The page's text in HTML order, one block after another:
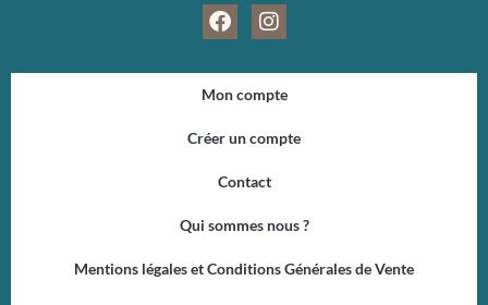
F
a
e
b
o
I
n
t
a
r
m
Mon compte
Créer un compte
Contact
Qui sommes nous ?
Mentions légales et Conditions Générales de Vente